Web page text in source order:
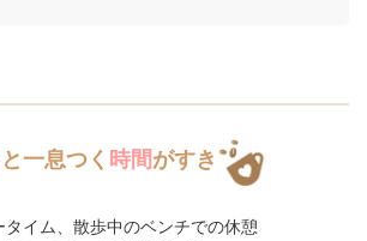
と一息つく 時間がすき
タイム、散歩中のベンチでの休憩